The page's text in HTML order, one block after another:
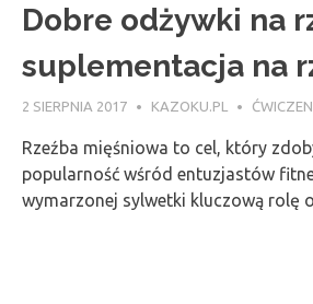
Dobre odżywki na
suplementacja na
2 SIERPNIA 2017 KAZOKU.PL
Rzeźba mięśniowa to cel, który
popularność wśród entuzjastów
wymarzonej sylwetki kluczową rolę